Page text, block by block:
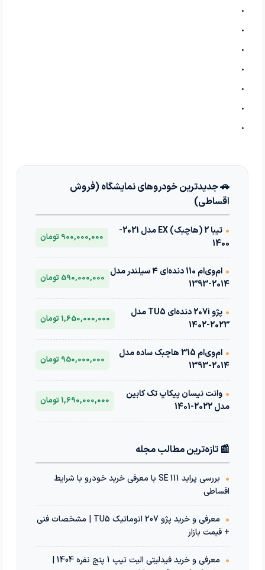
.
.
.
.
.
.
.
🚗 جدیدترین خودروهای نمایشگاه (فروش
اقساطی)
•
تیبا 2 (هاچبک) EX مدل 2021-
1400
900,000,000 تومان
•
ام‌وی‌ام 110 دنده‌ای ۴ سیلندر مدل
2014-1393
590,000,000 تومان
•
پژو 207i دنده‌ای TU5 مدل
2023-1402
1,650,000,000 تومان
•
ام‌وی‌ام 315 هاچبک ساده مدل
2014-1393
950,000,000 تومان
• وانت نیسان پیکاپ تک کابین
مدل 2022-1401
1,690,000,000 تومان
📰 تازه‌ترین مطالب مجله
•
بررسی پراید 111 SE با معرفی خرید خودرو با شرایط
اقساطی
•
معرفی و خرید پژو 207 اتوماتیک TU5 | مشخصات فنی
+ قیمت بازار
•
معرفی و خرید فیدلیتی الیت تیپ 1 پنج نفره 1404 |